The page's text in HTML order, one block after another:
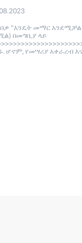
"እንዴት መማር
በመግቢያ ላይ
ሆኖም, የመሣሪያ አቀራረብ